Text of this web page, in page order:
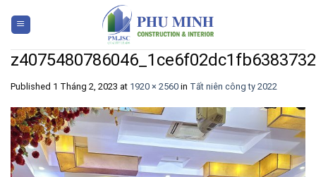
content
Published 1 Tháng 2, 2023 at 1920 × 2560 in Tất niên công ty 2022